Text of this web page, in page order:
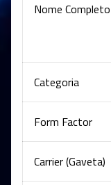
Nome Completo
Categoria
Form Factor
Carrier (Gaveta)